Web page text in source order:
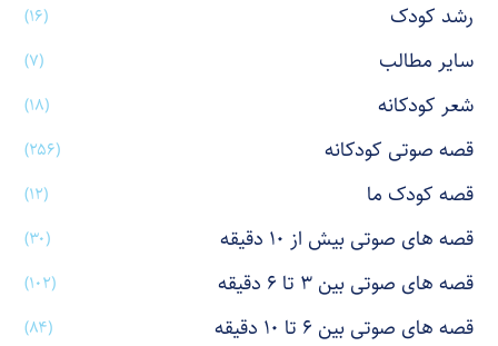
رشد کودک (۱۶)
سایر مطالب (۷)
شعر کودکانه (۱۸)
قصه صوتی کودکانه (۲۵۶)
قصه کودک ما (۱۲)
قصه های صوتی بیش از ۱۰ دقیقه (۳۰)
قصه های صوتی بین ۳ تا ۶ دقیقه (۱۰۲)
قصه های صوتی بین ۶ تا ۱۰ دقیقه (۸۴)